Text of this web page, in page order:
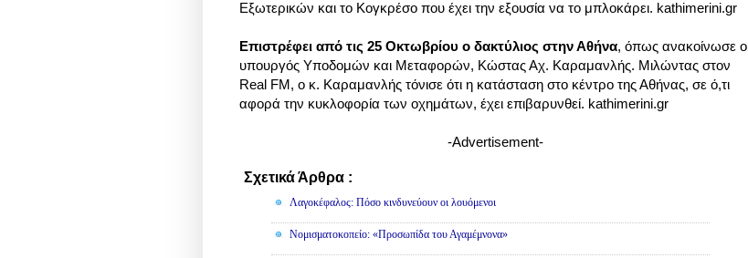
Εξωτερικών και το Κογκρέσο που έχει την εξουσία να το μπλοκάρει. kathimerini.gr
Επιστρέφει από τις 25 Οκτωβρίου ο δακτύλιος στην Αθήνα, όπως ανακοίνωσε ο
υπουργός Υποδομών και Μεταφορών, Κώστας Αχ. Καραμανλής. Μιλώντας στον
Real FM, ο κ. Καραμανλής τόνισε ότι η κατάσταση στο κέντρο της Αθήνας, σε ό,τι
αφορά την κυκλοφορία των οχημάτων, έχει επιβαρυνθεί. kathimerini.gr
-Advertisement-
Σχετικά Άρθρα :
Λαγοκέφαλος: Πόσο κινδυνεύουν οι λουόμενοι
Νομισματοκοπείο: «Προσωπίδα του Αγαμέμνονα»